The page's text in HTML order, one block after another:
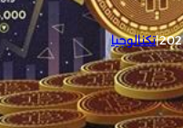
|تكنالوجيا